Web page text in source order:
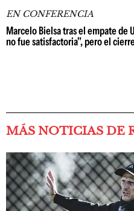
EN CONFERENCIA
Marcelo Bielsa tras el empate de
no fue satisfactoria", pero el
MÁS NOTICIAS DE